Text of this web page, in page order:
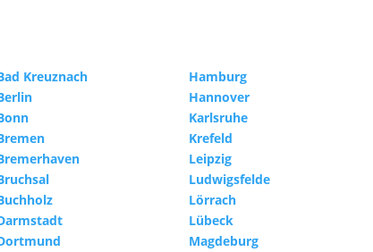
Kreuznach
Hamburg
Hannover
Karlsruhe
Krefeld
Leipzig
Ludwigsfelde
Lörrach
Lübeck
Magdeburg